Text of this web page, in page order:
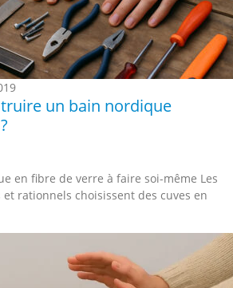
un bain nordique
en fibre de verre à faire soi-même Les
rationnels choisissent des cuves en